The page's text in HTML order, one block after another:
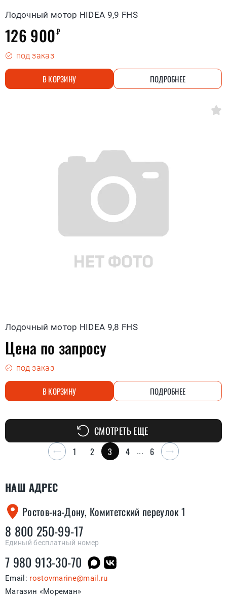
Лодочный мотор HIDEA 9,9 FHS
126 900₽
под заказ
В КОРЗИНУ ПОДРОБНЕЕ
Лодочный мотор HIDEA 9,8 FHS
Цена по запросу
под заказ
В КОРЗИНУ ПОДРОБНЕЕ
1 2 3 4 ... 6
СМОТРЕТЬ ЕЩЕ
НАШ АДРЕС
Ростов-на-Дону, Комитетский переулок 1
8 800 250-99-17
Единый бесплатный номер
7 980 913-30-70
Email: rostovmarine@mail.ru
Магазин «Мореман»